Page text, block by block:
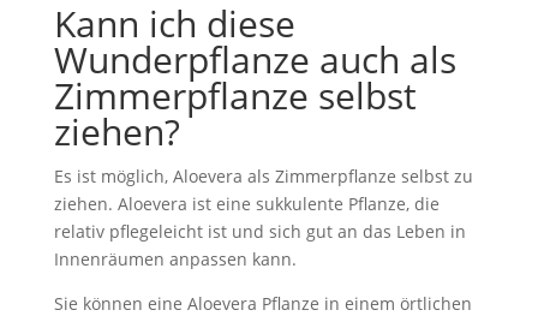
Kann ich diese
Wunderpflanze auch als
Zimmerpflanze selbst
ziehen?
Es ist möglich, Aloevera als Zimmerpflanze selbst zu
ziehen. Aloevera ist eine sukkulente Pflanze, die
relativ pflegeleicht ist und sich gut an das Leben in
Innenräumen anpassen kann.
Sie können eine Aloevera Pflanze in einem örtlichen